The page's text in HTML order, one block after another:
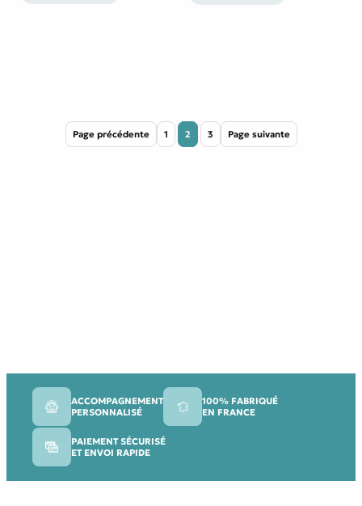
Page précédente 1 2 3 Page suivante
ACCOMPAGNEMENT
PERSONNALISÉ
100% FABRIQUÉ
EN FRANCE
PAIEMENT SÉCURISÉ
ET ENVOI RAPIDE